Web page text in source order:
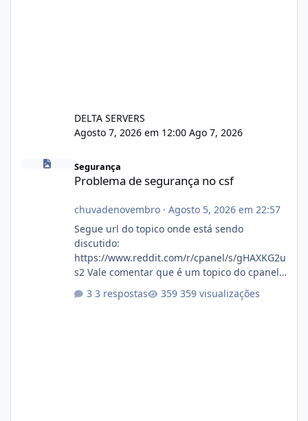
DELTA SERVERS
Agosto 7, 2026 em 12:00 Ago 7, 2026
Problema de segurança no csf
Segurança
Problema de segurança no csf
chuvadenovembro· Agosto 5, 2026 em 22:57
Segue url do topico onde está sendo
discutido:
https://www.reddit.com/r/cpanel/s/gHAXKG2u
s2 Vale comentar que é um topico do cpanel...
Não sei como ta a pegada no da.
3 respostas 359 visualizações